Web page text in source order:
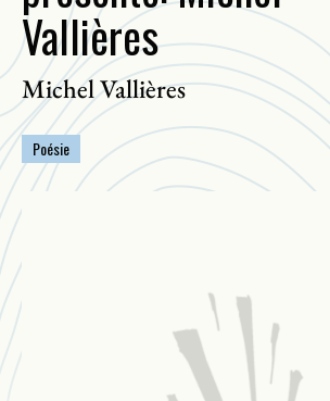
Vallières
Michel Vallières
Poésie